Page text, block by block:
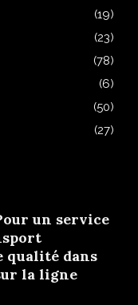
(19)
(23)
(78)
(6)
(50)
(27)
un service
qualité dans
la ligne